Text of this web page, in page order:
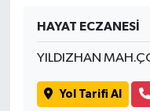
HAYAT ECZANESİ
YILDIZHAN
Yol Tarifi Al